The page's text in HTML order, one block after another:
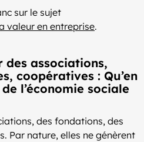
sur le sujet
valeur en entreprise.
associations,
coopératives : Qu’en
l’économie sociale
des fondations, des
Par nature, elles ne génèrent